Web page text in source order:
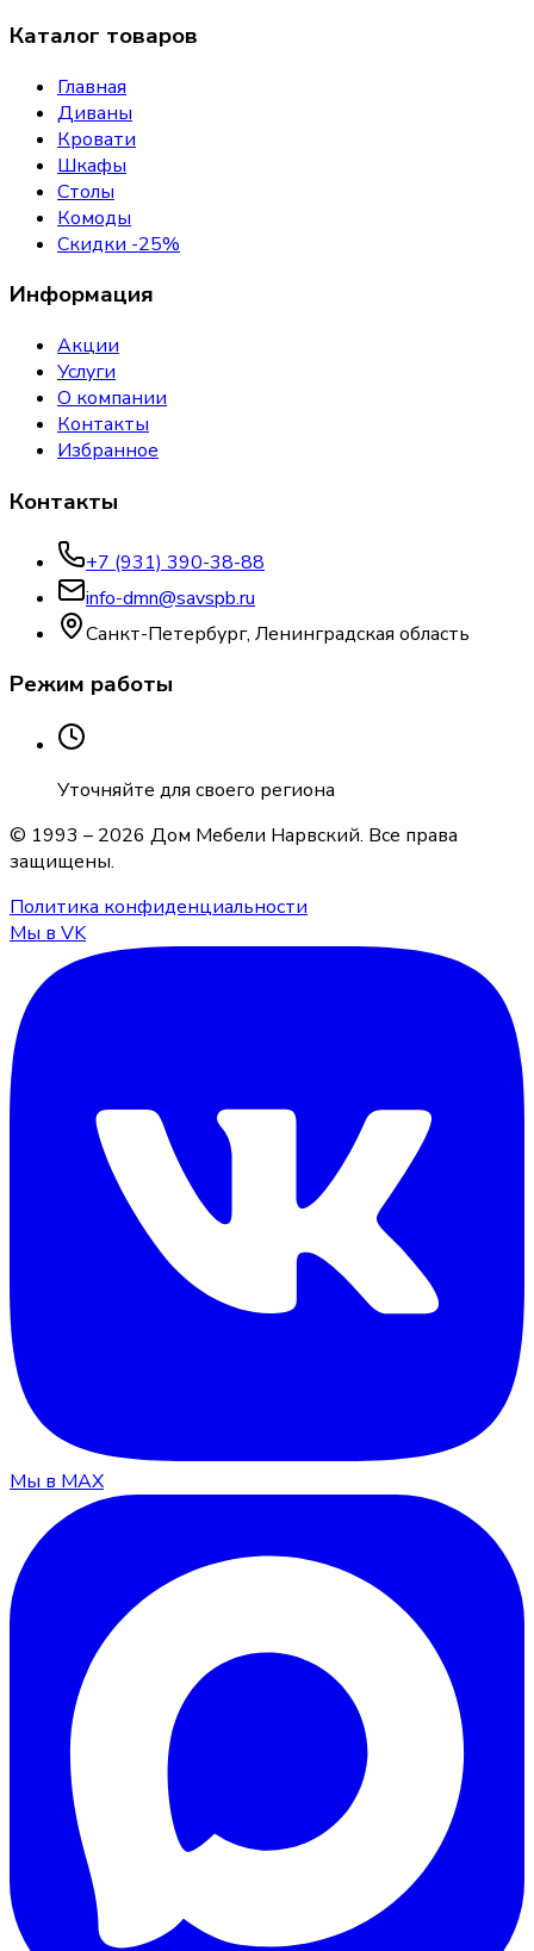
Каталог товаров
Главная
Диваны
Кровати
Шкафы
Столы
Комоды
Скидки -25%
Информация
Акции
Услуги
О компании
Контакты
Избранное
Контакты
+7 (931) 390-38-88
info-dmn@savspb.ru
Санкт-Петербург, Ленинградская область
Режим работы
Уточняйте для своего региона
© 1993 – 2026 Дом Мебели Нарвский. Все права
защищены.
Политика конфиденциальности
Мы в VK
Мы в MAX